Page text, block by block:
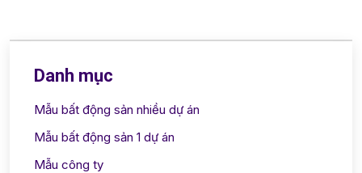
Danh mục
Mẫu bất động sản nhiều dự án
Mẫu bất động sản 1 dự án
Mẫu công ty